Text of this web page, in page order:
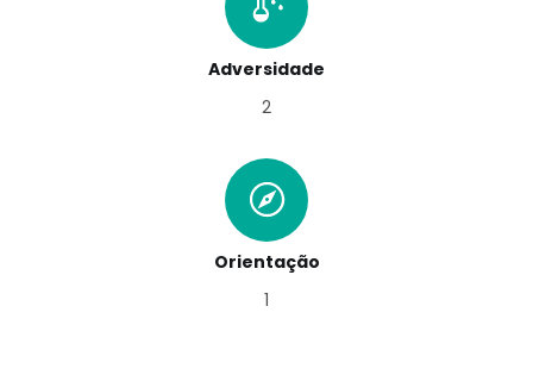
Adversidade
2
Orientação
1